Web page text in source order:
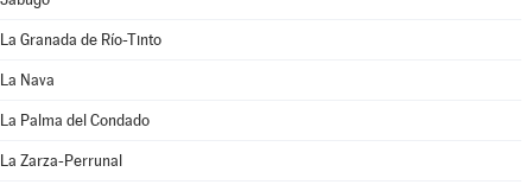
La Granada de Río-Tinto
La Nava
La Palma del Condado
La Zarza-Perrunal